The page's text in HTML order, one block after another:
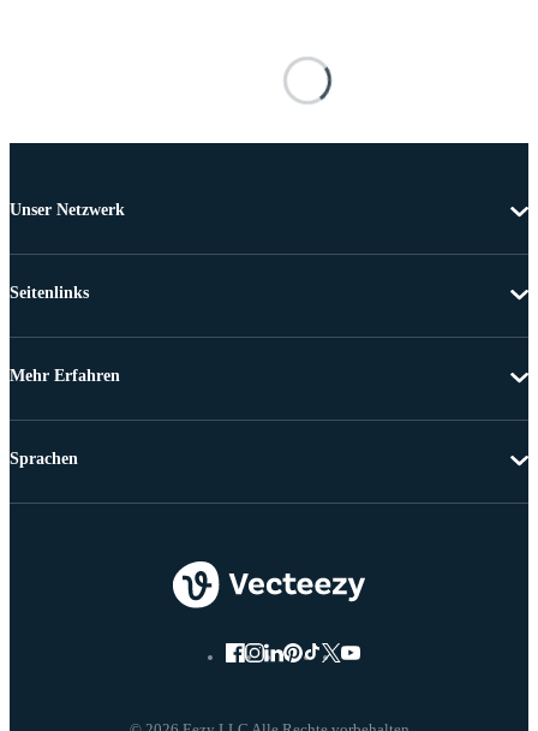
Unser Netzwerk
Seitenlinks
Mehr Erfahren
Sprachen